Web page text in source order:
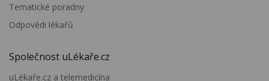
Tematické poradny
Odpovědi lékařů
Společnost uLékaře.cz
uLékaře.cz a telemedicína